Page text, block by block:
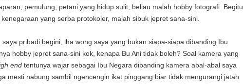
pemulung, petani yang hidup sulit, beliau malah hobby fotografi. Begitu
yang serba protokoler, malah sibuk jepret sana-sini.
saya pribadi begini, lha wong saya yang bukan siapa-siapa dibanding Ibu
hobby jepret sana-sini kok, kenapa Bu Ani tidak boleh? Soal kamera yang
end tentunya wajar sebagai Ibu Negara dibanding kamera abal-abal saya
mesti nabung sambil ngencengin ikat pinggang biar tidak mengurangi jatah